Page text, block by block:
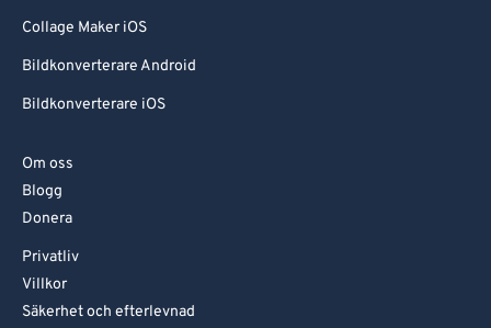
Collage Maker iOS
Bildkonverterare Android
Bildkonverterare iOS
Om oss
Blogg
Donera
Privatliv
Villkor
Säkerhet och efterlevnad